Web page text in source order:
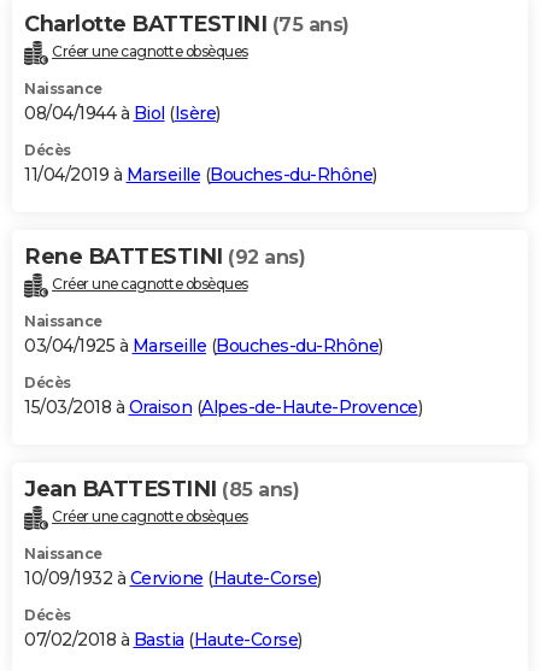
Charlotte BATTESTINI (75 ans)
Créer une cagnotte obsèques
Naissance
08/04/1944 à Biol (Isère)
Décès
11/04/2019 à Marseille (Bouches-du-Rhône)
Rene BATTESTINI (92 ans)
Créer une cagnotte obsèques
Naissance
03/04/1925 à Marseille (Bouches-du-Rhône)
Décès
15/03/2018 à Oraison (Alpes-de-Haute-Provence)
Jean BATTESTINI (85 ans)
Créer une cagnotte obsèques
Naissance
10/09/1932 à Cervione (Haute-Corse)
Décès
07/02/2018 à Bastia (Haute-Corse)